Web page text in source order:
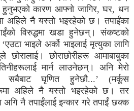
हुनुभएको कारण आफ्नो जागिर, घर, धन
नै यस्तो भइरहेको छ। तपाईंका
विरुद्धमा खडा हुनेछन्। संकष्टको
भाइले अर्को भाइलाई मृत्युका लागि
छोराछोरीहरू आमाबाबुका
मार्न लाउनेछन्। अनि मेरो
सबैबाट घृणित हुनेछौ...’ (मर्कूस
अहिले नै यस्तो भइरहेको छ। तर
अगि नै तपाईंलाई इन्कार गरे तपाईं छक्क